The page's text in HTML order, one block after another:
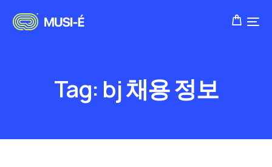
Tag: bj 채용 정보